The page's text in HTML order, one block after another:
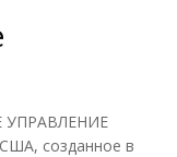
УПРАВЛЕНИЕ
созданное в